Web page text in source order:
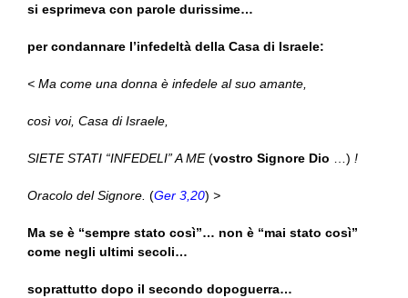
si esprimeva con parole durissime…
per condannare l’infedeltà della Casa di Israele:
< Ma come una donna è infedele al suo amante,
così voi, Casa di Israele,
SIETE STATI “INFEDELI” A ME(vostro Signore Dio …) !
Oracolo del Signore. (Ger 3,20) >
Ma se è “sempre stato così”… non è “mai stato così”
come negli ultimi secoli…
soprattutto dopo il secondo dopoguerra…